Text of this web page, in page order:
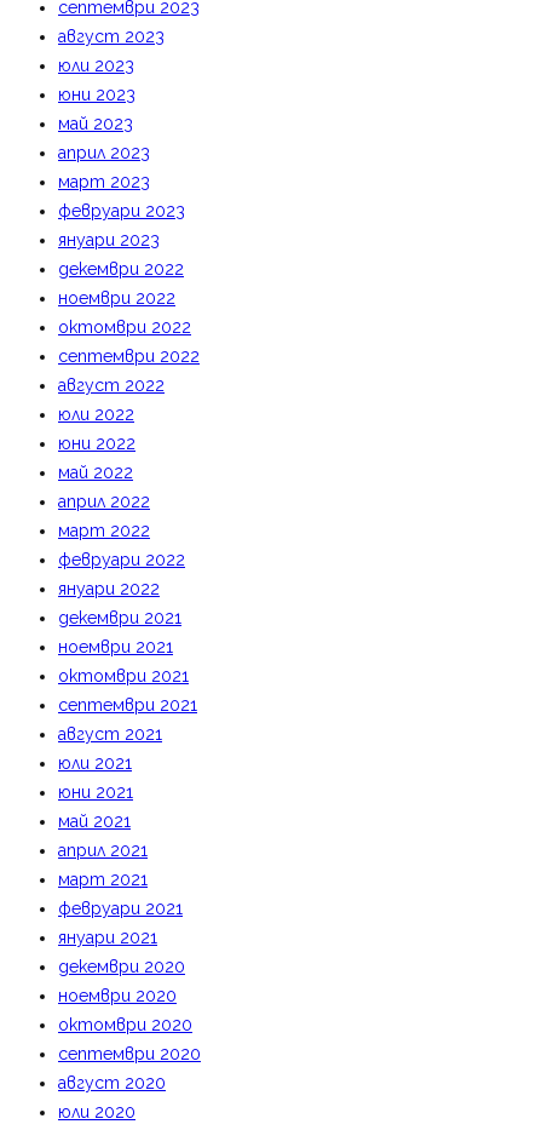
септември 2023
август 2023
юли 2023
юни 2023
май 2023
април 2023
март 2023
февруари 2023
януари 2023
декември 2022
ноември 2022
октомври 2022
септември 2022
август 2022
юли 2022
юни 2022
май 2022
април 2022
март 2022
февруари 2022
януари 2022
декември 2021
ноември 2021
октомври 2021
септември 2021
август 2021
юли 2021
юни 2021
май 2021
април 2021
март 2021
февруари 2021
януари 2021
декември 2020
ноември 2020
октомври 2020
септември 2020
август 2020
юли 2020